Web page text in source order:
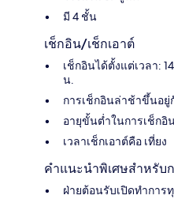
มี 4 ชั้น
เช็กอิน/เช็กเอาต์
เช็กอินได้ตั้งแต่เวลา:
น.
การเช็กอินล่าช้าขึ้นอยู่
อายุขั้นต่ำในการเช็กอิ
เวลาเช็กเอาต์คือ เที่ยง
คำแนะนำพิเศษสำหรับ
ฝ่ายต้อนรับเปิดทำการ